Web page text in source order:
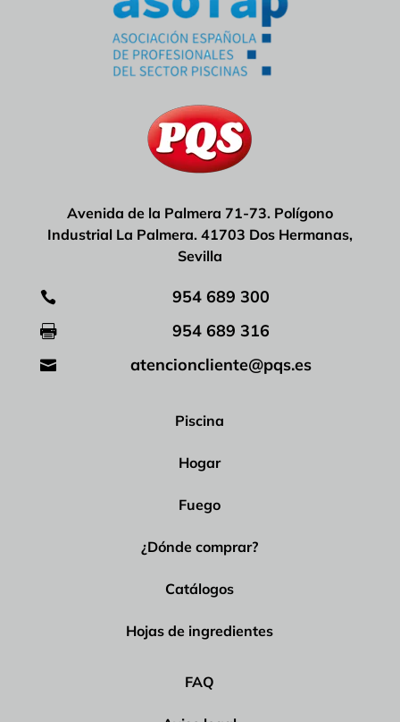
Avenida de la Palmera 71-73. Polígono
Industrial La Palmera. 41703 Dos Hermanas,
Sevilla
 954 689 300
 954 689 316
 atencioncliente@pqs.es
Piscina
Hogar
Fuego
¿Dónde comprar?
Catálogos
Hojas de ingredientes
FAQ